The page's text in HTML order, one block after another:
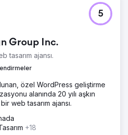
Group Inc.
tasarım ajansı.
5
özel WordPress geliştirme
alanında 20 yılı aşkın
web tasarım ajansı.
+18